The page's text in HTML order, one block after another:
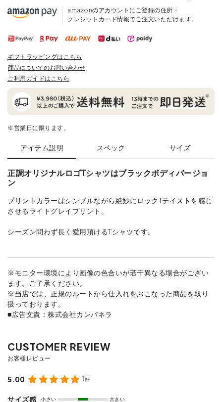
amazonのアカウントにご登録の住所・
クレジットカード情報でご注文いただけます。
ギフトラッピングはこちら
商品についてのお問い合わせ
ご利用ガイドはこちら
※営業日に限ります。
アイテム説明 スペック サイズ
正調オリジナルロゴTシャツはブラックボディバージョ
ン
プリントカラーはシンプルながら絶妙にロックTテイストを感じ
させるライトグレイプリント。
シーズン問わず長く愛用頂けるTシャツです。
※モニター環境により画像の色合いが若干異なる場合がござい
ます。ご了承ください。
※当店では、正規のルートから仕入れをおこなった商品を取り
扱っております。
■広告文責：株式会社カンパネラ
5.00 1件
サイズ感 小さい 大きい